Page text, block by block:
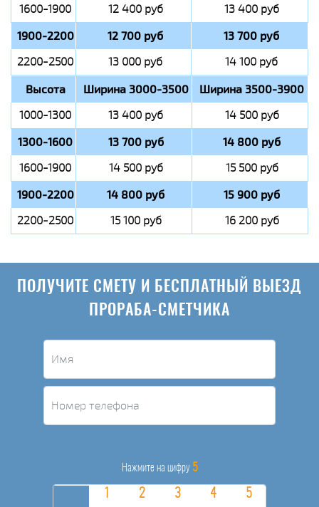
1600-1900 12 400 руб 13 400 руб
1900-2200 12 700 руб 13 700 руб
2200-2500 13 000 руб 14 100 руб
Высота Ширина 3000-3500 Ширина 3500-3900
1000-1300 13 400 руб 14 500 руб
1300-1600 13 700 руб 14 800 руб
1600-1900 14 500 руб 15 500 руб
1900-2200 14 800 руб 15 900 руб
2200-2500 15 100 руб 16 200 руб
ПОЛУЧИТЕ СМЕТУ И БЕСПЛАТНЫЙ ВЫЕЗД
ПРОРАБА-СМЕТЧИКА
Нажмите на цифру 5